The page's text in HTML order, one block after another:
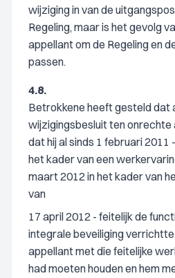
wijziging in van de
Regeling, maar is het gevolg
appellant om de Regeling en
passen.
4.8.
Betrokkene heeft gesteld dat
wijzigingsbesluit ten onrechte
dat hij al sinds 1 februari
het kader van een
maart 2012 in het kader van
van
17 april 2012 - feitelijk de
integrale beveiliging
appellant met die feitelijke
had moeten houden en hem